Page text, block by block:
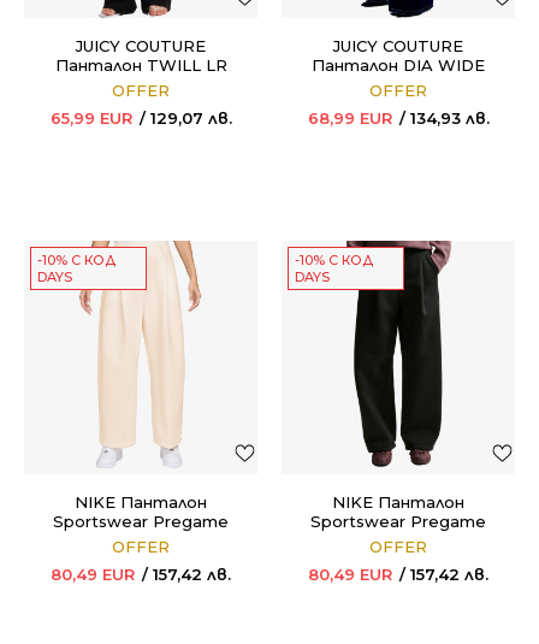
JUICY COUTURE
Панталон TWILL LR
FLARE
OFFER
65,99 EUR 129,07 лв.
JUICY COUTURE
Панталон DIA WIDE
LEG
OFFER
68,99 EUR 134,93 лв.
-10% С КОД
DAYS
NIKE Панталон
Sportswear Pregame
OFFER
80,49 EUR 157,42 лв.
-10% С КОД
DAYS
NIKE Панталон
Sportswear Pregame
OFFER
80,49 EUR 157,42 лв.